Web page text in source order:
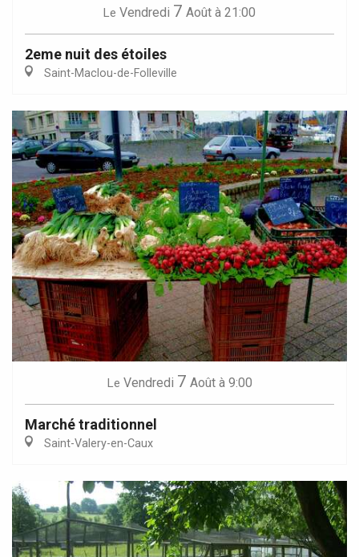
Le Vendredi 7 Août à 21:00
2eme nuit des étoiles
Saint-Maclou-de-Folleville
Le Vendredi 7 Août à 9:00
Marché traditionnel
Saint-Valery-en-Caux